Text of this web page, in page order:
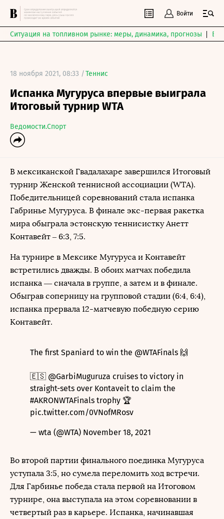
Войти
Ситуация на топливном рынке: меры, динамика, прогнозы
18 ноября 2021, 08:33 /Теннис
Испанка Мугуруса впервые выиграла
Итоговый турнир WTA
Ведомости.Спорт
В мексиканской Гвадалахаре завершился Итоговый
турнир Женской теннисной ассоциации (WTA).
Победительницей соревнований стала испанка
Габринье Мугуруса. В финале экс-первая ракетка
мира обыграла эстонскую теннисистку Анетт
Контавейт – 6:3, 7:5.
На турнире в Мексике Мугуруса и Контавейт
встретились дважды. В обоих матчах победила
испанка — сначала в группе, а затем и в финале.
Обыграв соперницу на групповой стадии (6:4, 6:4),
испанка прервала 12-матчевую победную серию
Контавейт.
The first Spaniard to win the @WTAFinals 🙌
🇪🇸 @GarbiMuguruza cruises to victory in
straight-sets over Kontaveit to claim the
#AKRONWTAFinals trophy 🏆
pic.twitter.com/0VNofMRosv
— wta (@WTA) November 18, 2021
Во второй партии финального поединка Мугуруса
уступала 3:5, но сумела переломить ход встречи.
Для Гарбинье победа стала первой на Итоговом
турнире, она выступала на этом соревновании в
четвертый раз в карьере. Испанка, начинавшая